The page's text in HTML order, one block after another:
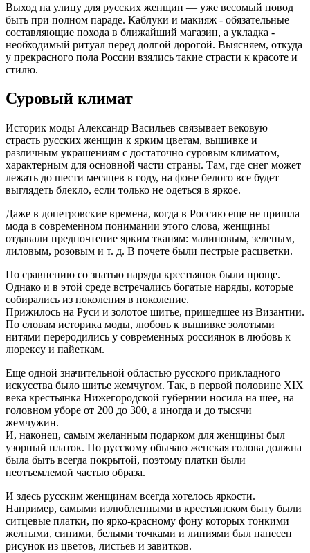
Выход на улицу для русских женщин — уже весомый повод
быть при полном параде. Каблуки и макияж - обязательные
составляющие похода в ближайший магазин, а укладка -
необходимый ритуал перед долгой дорогой. Выясняем, откуда
у прекрасного пола России взялись такие страсти к красоте и
стилю.
Суровый климат
Историк моды Александр Васильев связывает вековую
страсть русских женщин к ярким цветам, вышивке и
различным украшениям с достаточно суровым климатом,
характерным для основной части страны. Там, где снег может
лежать до шести месяцев в году, на фоне белого все будет
выглядеть блекло, если только не одеться в яркое.
Даже в допетровские времена, когда в Россию еще не пришла
мода в современном понимании этого слова, женщины
отдавали предпочтение ярким тканям: малиновым, зеленым,
лиловым, розовым и т. д. В почете были пестрые расцветки.
По сравнению со знатью наряды крестьянок были проще.
Однако и в этой среде встречались богатые наряды, которые
собирались из поколения в поколение.
Прижилось на Руси и золотое шитье, пришедшее из Византии.
По словам историка моды, любовь к вышивке золотыми
нитями переродились у современных россиянок в любовь к
люрексу и пайеткам.
Еще одной значительной областью русского прикладного
искусства было шитье жемчугом. Так, в первой половине XIX
века крестьянка Нижегородской губернии носила на шее, на
головном уборе от 200 до 300, а иногда и до тысячи
жемчужин.
И, наконец, самым желанным подарком для женщины был
узорный платок. По русскому обычаю женская голова должна
была быть всегда покрытой, поэтому платки были
неотъемлемой частью образа.
И здесь русским женщинам всегда хотелось яркости.
Например, самыми излюбленными в крестьянском быту были
ситцевые платки, по ярко-красному фону которых тонкими
желтыми, синими, белыми точками и линиями был нанесен
рисунок из цветов, листьев и завитков.